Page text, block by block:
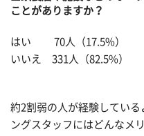
ことがありますか？
はい 70人（17.5%）
いいえ 331人（82.5%）
約2割弱の人が経験してい
ングスタッフにはどんなメ